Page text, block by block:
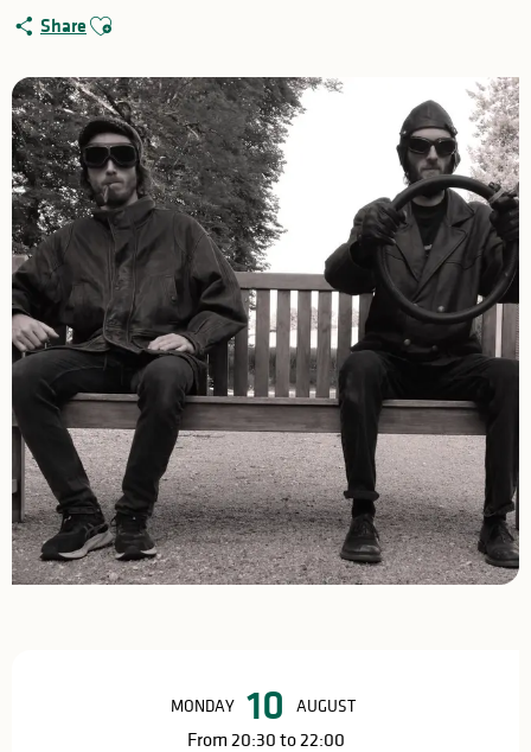
Share Ajouter aux favoris
MONDAY 10 AUGUST
From 20:30 to 22:00